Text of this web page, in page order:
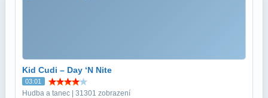
Kid Cudi – Day ‘N Nite
03:01
Hudba a tanec | 31301 zobrazení